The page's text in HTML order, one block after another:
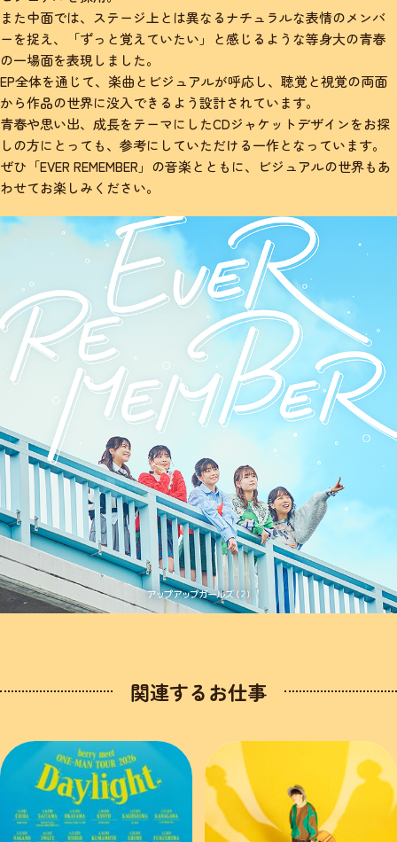
また中面では、ステージ上とは異なるナチュラルな表情のメンバ
ーを捉え、「ずっと覚えていたい」と感じるような等身大の青春
の一場面を表現しました。
EP全体を通じて、楽曲とビジュアルが呼応し、聴覚と視覚の両面
から作品の世界に没入できるよう設計されています。
青春や思い出、成長をテーマにしたCDジャケットデザインをお探
しの方にとっても、参考にしていただける一作となっています。
ぜひ「EVER REMEMBER」の音楽とともに、ビジュアルの世界もあ
わせてお楽しみください。
関連するお仕事